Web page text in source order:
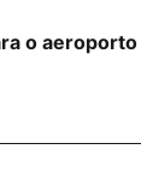
o aeroporto